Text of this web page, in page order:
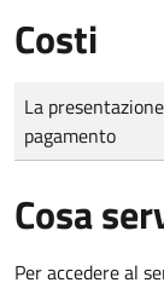
Costi
Tipo di pagamento
Importo
La
pagamento
Cosa
Per accedere al